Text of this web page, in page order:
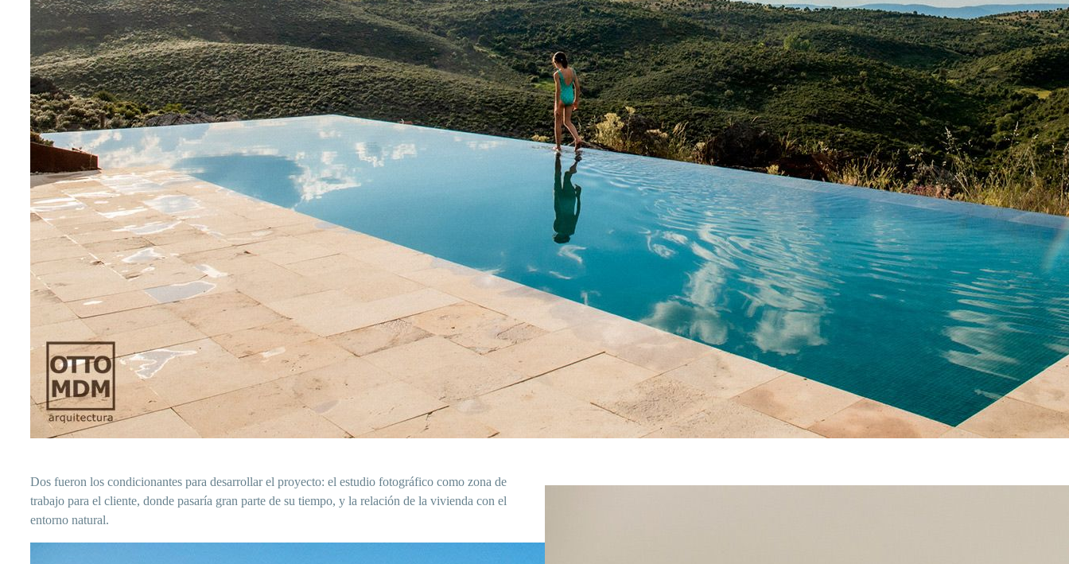
Dos fueron los condicionantes para desarrollar el proyecto: el estudio fotográfico como zona de
trabajo para el cliente, donde pasaría gran parte de su tiempo, y la relación de la vivienda con el
entorno natural.